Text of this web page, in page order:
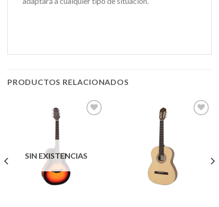
PRODUCTOS RELACIONADOS
lista de
deseos
SIN EXISTENCIAS